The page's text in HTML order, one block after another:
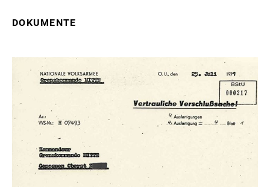
DOKUMENTE